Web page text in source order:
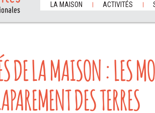
LA MAISON ACTIVITÉS
DE LA MAISON : LES
DES TERRES